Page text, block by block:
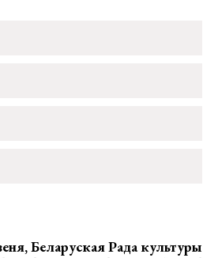
Беларуская Рада культуры